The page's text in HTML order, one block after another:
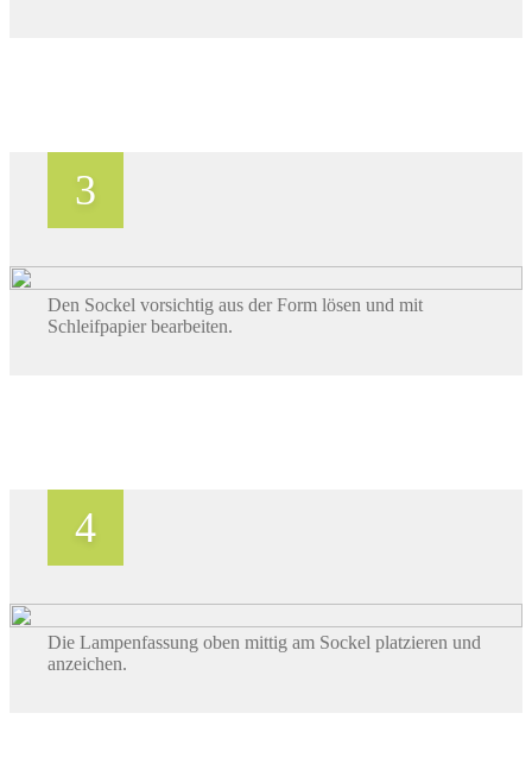
Den Sockel vorsichtig aus der Form lösen und mit
Schleifpapier bearbeiten.
Die Lampenfassung oben mittig am Sockel platzieren und
anzeichen.